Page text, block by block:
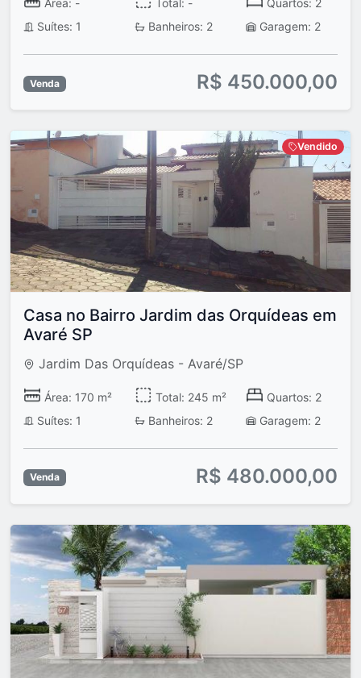
Área: - Total: -
Quartos: 2
Suítes: 1
Banheiros: 2 Garagem: 2
Venda R$ 450.000,00
Vendido
Casa no Bairro Jardim das Orquídeas em
Avaré SP
Jardim Das Orquídeas - Avaré/SP
Área: 170 m² Total: 245 m²
Quartos: 2
Suítes: 1
Banheiros: 2 Garagem: 2
Venda R$ 480.000,00